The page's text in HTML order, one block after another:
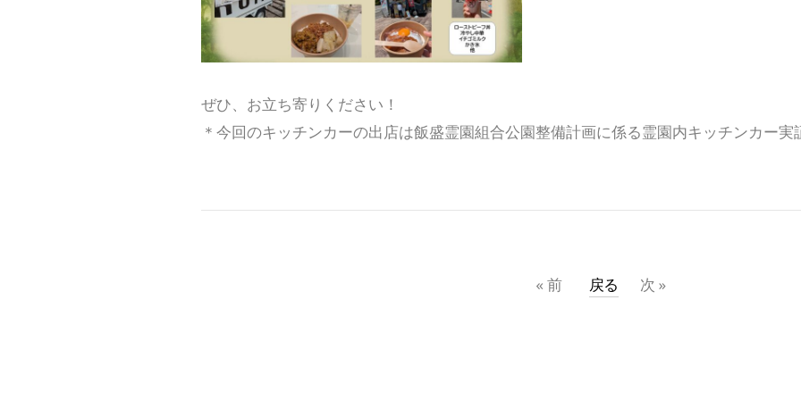
ぜひ、お立ち寄りください！
＊今回のキッチンカーの出店は飯盛霊園組合公園整備計画に係る霊園内キッチンカー実
« 前 戻る 次 »